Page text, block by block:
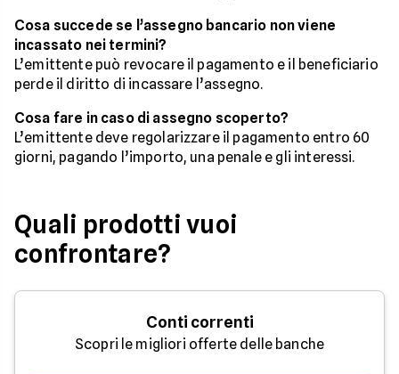
Cosa succede se l’assegno bancario non viene
incassato nei termini?
L’emittente può revocare il pagamento e il beneficiario
perde il diritto di incassare l’assegno.
Cosa fare in caso di assegno scoperto?
L’emittente deve regolarizzare il pagamento entro 60
giorni, pagando l’importo, una penale e gli interessi.
Quali prodotti vuoi
confrontare?
Conti correnti
Scopri le migliori offerte delle banche